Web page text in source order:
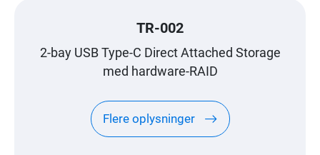
TR-002
2-bay USB Type-C Direct Attached Storage
med hardware-RAID
Flere oplysninger